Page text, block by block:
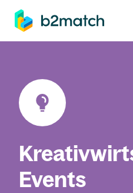
springen
Events